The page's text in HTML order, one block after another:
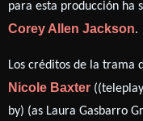
para esta producción ha
Corey Allen Jackson.
Los créditos de la trama
Nicole Baxter
by) (as Laura Gasbarro